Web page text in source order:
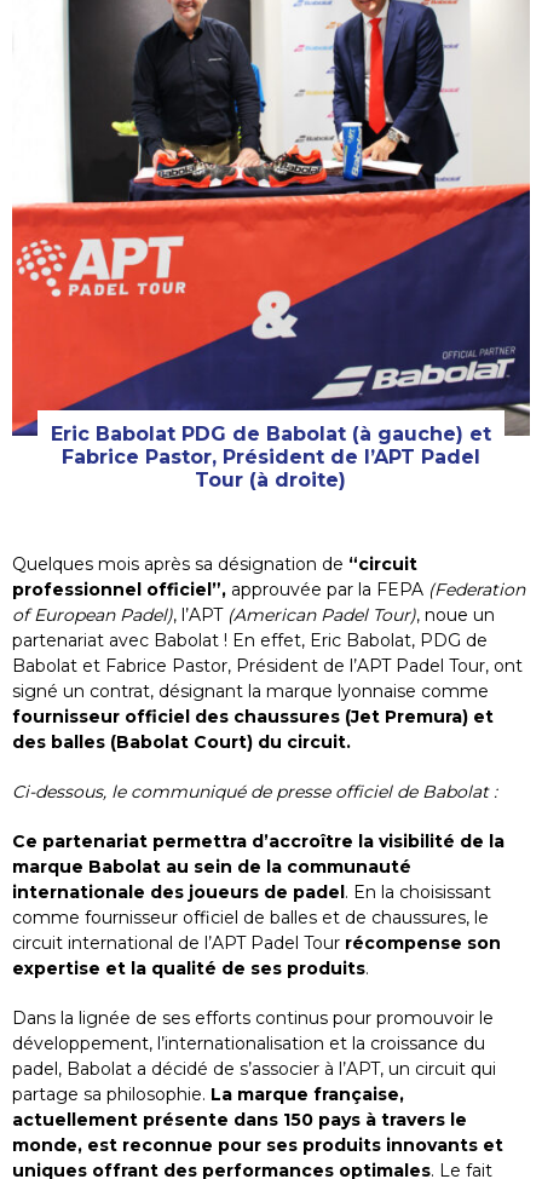
Eric Babolat PDG de Babolat (à gauche) et
Fabrice Pastor, Président de l’APT Padel
Tour (à droite)
Quelques mois après sa désignation de “circuit
professionnel officiel”, approuvée par la FEPA (Federation
of European Padel), l’APT (American Padel Tour), noue un
partenariat avec Babolat ! En effet, Eric Babolat, PDG de
Babolat et Fabrice Pastor, Président de l’APT Padel Tour, ont
signé un contrat, désignant la marque lyonnaise comme
fournisseur officiel des chaussures (Jet Premura) et
des balles (Babolat Court) du circuit.
Ci-dessous, le communiqué de presse officiel de Babolat :
Ce partenariat permettra d’accroître la visibilité de la
marque Babolat au sein de la communauté
internationale des joueurs de padel. En la choisissant
comme fournisseur officiel de balles et de chaussures, le
circuit international de l’APT Padel Tour récompense son
expertise et la qualité de ses produits.
Dans la lignée de ses efforts continus pour promouvoir le
développement, l’internationalisation et la croissance du
padel, Babolat a décidé de s’associer à l’APT, un circuit qui
partage sa philosophie. La marque française,
actuellement présente dans 150 pays à travers le
monde, est reconnue pour ses produits innovants et
uniques offrant des performances optimales. Le fait